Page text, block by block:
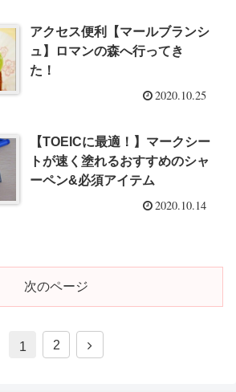
アクセス便利【マールブランシ
ュ】ロマンの森へ行ってき
た！
2020.10.25
【TOEICに最適！】マークシー
トが速く塗れるおすすめのシャ
ーペン&必須アイテム
2020.10.14
次のページ
1 2
次